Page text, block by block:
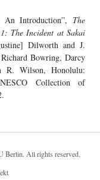
Introduction”, The
The Incident at Sakai
Dilworth and J.
Bowring, Darcy
R. Wilson, Honolulu:
Collection of
Berlin. All rights reserved.